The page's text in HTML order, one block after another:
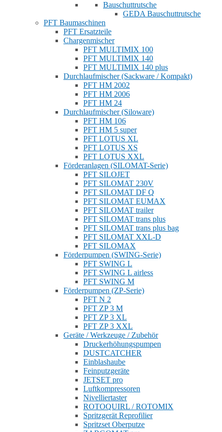
Bauschuttrutsche
GEDA Bauschuttrutsche
PFT Baumaschinen
PFT Ersatzteile
Chargenmischer
PFT MULTIMIX 100
PFT MULTIMIX 140
PFT MULTIMIX 140 plus
Durchlaufmischer (Sackware / Kompakt)
PFT HM 2002
PFT HM 2006
PFT HM 24
Durchlaufmischer (Siloware)
PFT HM 106
PFT HM 5 super
PFT LOTUS XL
PFT LOTUS XS
PFT LOTUS XXL
Förderanlagen (SILOMAT-Serie)
PFT SILOJET
PFT SILOMAT 230V
PFT SILOMAT DF Q
PFT SILOMAT EUMAX
PFT SILOMAT trailer
PFT SILOMAT trans plus
PFT SILOMAT trans plus bag
PFT SILOMAT XXL-D
PFT SILOMAX
Förderpumpen (SWING-Serie)
PFT SWING L
PFT SWING L airless
PFT SWING M
Förderpumpen (ZP-Serie)
PFT N 2
PFT ZP 3 M
PFT ZP 3 XL
PFT ZP 3 XXL
Geräte / Werkzeuge / Zubehör
Druckerhöhungspumpen
DUSTCATCHER
Einblashaube
Feinputzgeräte
JETSET pro
Luftkompressoren
Nivelliertaster
ROTOQUIRL / ROTOMIX
Spritzgerät Reprofilier
Spritzset Oberputze